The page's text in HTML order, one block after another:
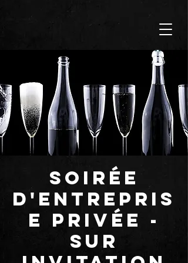
SOIRÉE
D'ENTREPRIS
E PRIVÉE -
SUR